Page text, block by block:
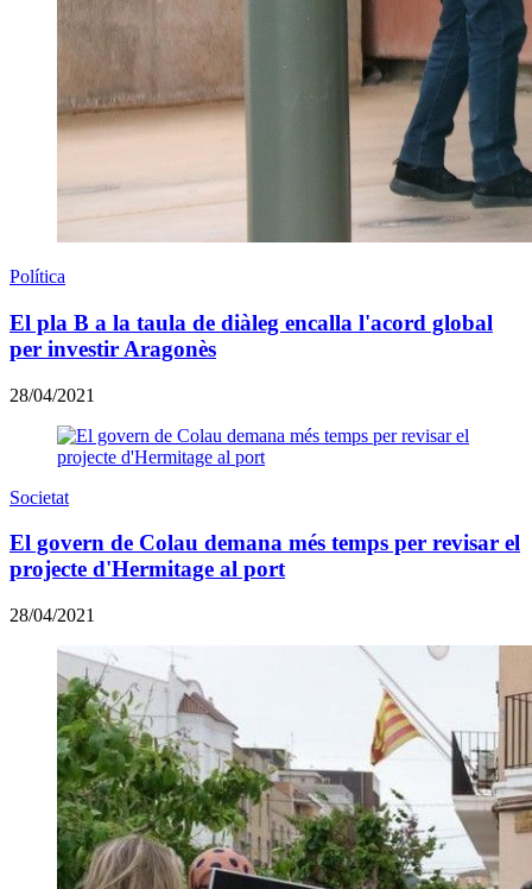
Política
El pla B a la taula de diàleg encalla l'acord global
per investir Aragonès
28/04/2021
Societat
El govern de Colau demana més temps per revisar el
projecte d'Hermitage al port
28/04/2021